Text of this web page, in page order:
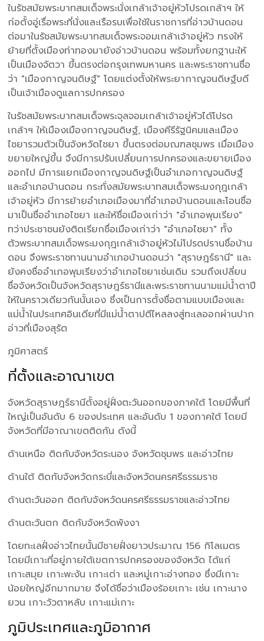
ในรัชสมัยพระบาทสมเด็จพระนั่งเกล้าเจ้าอยู่หัวโปรดเกล้าฯ ให้
ก่อตั้งอู่เรื่อพระที่นั่งและเรือรบเพื่อใช้ในราชการที่อ่าวบ้านดอน
ต่อมาในรัชสมัยพระบาทสมเด็จพระจอมเกล้าเจ้าอยู่หัว ทรงให้
ย้ายที่ตั้งเมืองท่าทองมายังอ่าวบ้านดอน พร้อมทั้งยกฐานะให้
เป็นเมืองจัตวา ขึ้นตรงต่อกรุงเทพมหานคร และพระราชทานชื่อ
ว่า "เมืองกาญจนดิษฐ์" โดยแต่งตั้งให้พระยากาญจนดิษฐ์บดี
เป็นเจ้าเมืองดูแลการปกครอง
ในรัชสมัยพระบาทสมเด็จพระจุลจอมเกล้าเจ้าอยู่หัวได้โปรด
เกล้าฯ ให้เมืองเมืองกาญจนดิษฐ์, เมืองคีรีรัฐนิคมและเมือง
ไชยารวมตัวเป็นจังหวัดไชยา ขึ้นตรงต่อมณฑลชุมพร เมื่อเมือง
ขยายใหญ่ขึ้น จึงมีการปรับเปลี่ยนการปกครองและขยายเมือง
ออกไป มีการแยกเมืองกาญจนดิษฐ์เป็นอำเภอกาญจนดิษฐ์
และอำเภอบ้านดอน กระทั่งสมัยพระบาทสมเด็จพระมงกุฎเกล้า
เจ้าอยู่หัว มีการย้ายอำเภอเมืองมาที่อำเภอบ้านดอนและโอนชื่อ
มาเป็นชื่ออำเภอไชยา และให้ชื่อเมืองเก่าว่า "อำเภอพุมเรียง"
ทว่าประชาชนยังติดเรียกชื่อเมืองเก่าว่า "อำเภอไชยา" ทั้ง
ตัวพระบาทสมเด็จพระมงกุฎเกล้าเจ้าอยู่หัวไม่โปรดปรานชื่อบ้าน
ดอน จึงพระราชทานนามอำเภอบ้านดอนว่า "สุราษฎร์ธานี" และ
ยังคงชื่ออำเภอพุมเรียงว่าอำเภอไชยาเช่นเดิม รวมถึงเปลี่ยน
ชื่อจังหวัดเป็นจังหวัดสุราษฎร์ธานีและพระราชทานนามแม่น้ำตาปี
ให้ในคราวเดียวกันนั้นเอง ซึ่งเป็นการตั้งชื่อตามแบบเมืองและ
แม่น้ำในประเทศอินเดียที่มีแม่น้ำตาปตีไหลลงสู่ทะเลออกผ่านปาก
อ่าวที่เมืองสุรัต
ภูมิศาสตร์
ที่ตั้งและอาณาเขต
จังหวัดสุราษฎร์ธานีตั้งอยู่ฝั่งตะวันออกของภาคใต้ โดยมีพื้นที่
ใหญ่เป็นอันดับ 6 ของประเทศ และอันดับ 1 ของภาคใต้ โดยมี
จังหวัดที่มีอาณาเขตติดกัน ดังนี้
ด้านเหนือ ติดกับจังหวัดระนอง จังหวัดชุมพร และอ่าวไทย
ด้านใต้ ติดกับจังหวัดกระบี่และจังหวัดนครศรีธรรมราช
ด้านตะวันออก ติดกับจังหวัดนครศรีธรรมราชและอ่าวไทย
ด้านตะวันตก ติดกับจังหวัดพังงา
โดยทะเลฝั่งอ่าวไทยนั้นมีชายฝั่งยาวประมาณ 156 กิโลเมตร
โดยมีเกาะที่อยู่ภายใต้เขตการปกครองของจังหวัด ได้แก่
เกาะสมุย เกาะพะงัน เกาะเต่า และหมู่เกาะอ่างทอง ซึ่งมีเกาะ
น้อยใหญ่อีกมากมาย จึงได้ชื่อว่าเมืองร้อยเกาะ เช่น เกาะนาง
ยวน เกาะวัวตาหลับ เกาะแม่เกาะ
ภูมิประเทศและภูมิอากาศ